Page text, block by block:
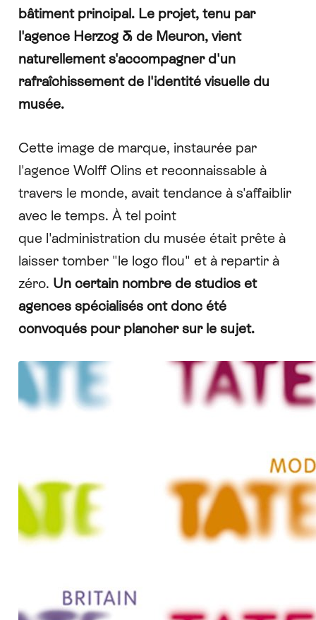
bâtiment principal. Le projet, tenu par
l'agence Herzog & de Meuron, vient
naturellement s'accompagner d'un
rafraîchissement de l'identité visuelle du
musée.
Cette image de marque, instaurée par
l'agence Wolff Olins et reconnaissable à
travers le monde, avait tendance à s'affaiblir
avec le temps. À tel point
que l'administration du musée était prête à
laisser tomber "le logo flou" et à repartir à
zéro. Un certain nombre de studios et
agences spécialisés ont donc été
convoqués pour plancher sur le sujet.